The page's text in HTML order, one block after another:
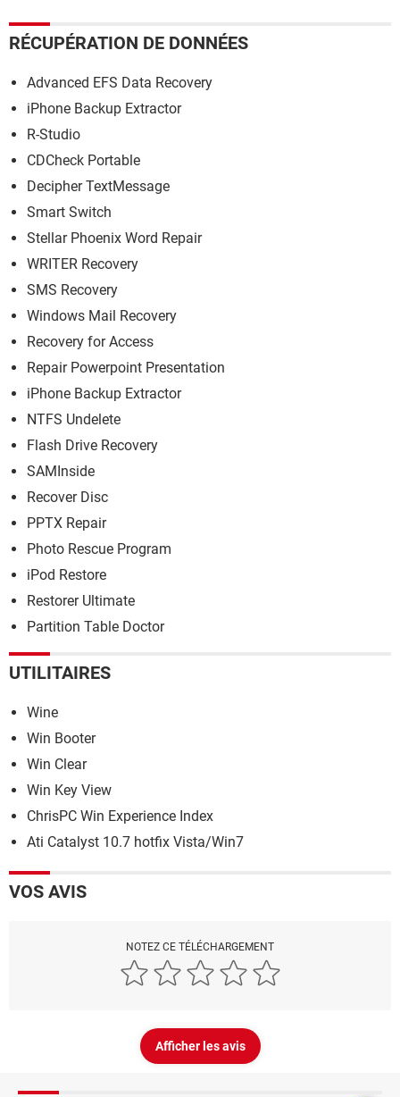
RÉCUPÉRATION DE DONNÉES
Advanced EFS Data Recovery
iPhone Backup Extractor
R-Studio
CDCheck Portable
Decipher TextMessage
Smart Switch
Stellar Phoenix Word Repair
WRITER Recovery
SMS Recovery
Windows Mail Recovery
Recovery for Access
Repair Powerpoint Presentation
iPhone Backup Extractor
NTFS Undelete
Flash Drive Recovery
SAMInside
Recover Disc
PPTX Repair
Photo Rescue Program
iPod Restore
Restorer Ultimate
Partition Table Doctor
UTILITAIRES
Wine
Win Booter
Win Clear
Win Key View
ChrisPC Win Experience Index
Ati Catalyst 10.7 hotfix Vista/Win7
VOS AVIS
NOTEZ CE TÉLÉCHARGEMENT
Afficher les avis